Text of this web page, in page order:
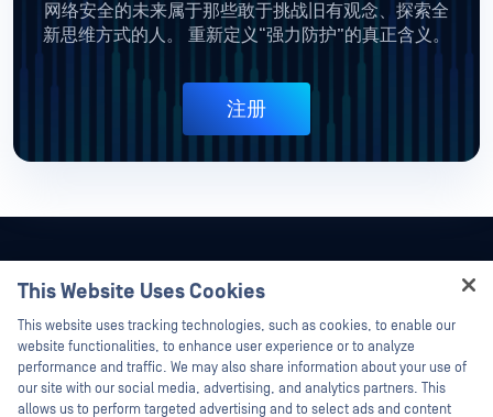
网络安全的未来属于那些敢于挑战旧有观念、探索全
新思维方式的人。
重新定义“强力防护”的真正含义。
注册
This Website Uses Cookies
This website uses tracking technologies, such as cookies, to enable our
website functionalities, to enhance user experience or to analyze
performance and traffic. We may also share information about your use of
our site with our social media, advertising, and analytics partners. This
allows us to perform targeted advertising and to select ads and content
Hey there!
I'm Ozzy, your OPSWAT virtual assistant.
How can I help you secure what's critical
today?